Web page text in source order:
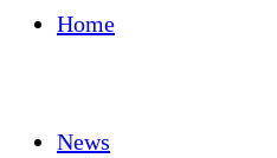
Home
News